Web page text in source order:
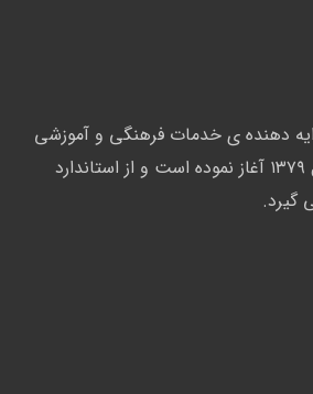
دهنده ی خدمات فرهنگی و آموزشی
فعالیت خود را از سال ١۳٧۹ آغاز نموده است و از استاندارد